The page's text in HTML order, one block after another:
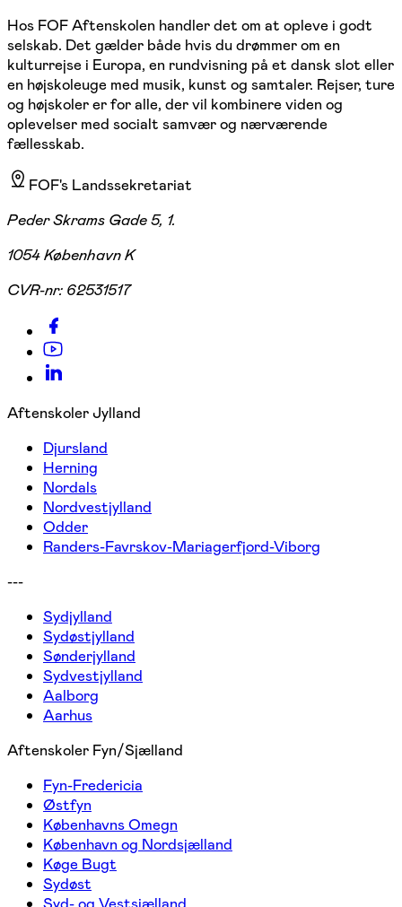
Hos FOF Aftenskolen handler det om at opleve i godt
selskab. Det gælder både hvis du drømmer om en
kulturrejse i Europa, en rundvisning på et dansk slot eller
en højskoleuge med musik, kunst og samtaler. Rejser, ture
og højskoler er for alle, der vil kombinere viden og
oplevelser med socialt samvær og nærværende
fællesskab.
FOF's Landssekretariat
Peder Skrams Gade 5, 1.
1054 København K
CVR-nr: 62531517
Aftenskoler Jylland
Djursland
Herning
Nordals
Nordvestjylland
Odder
Randers-Favrskov-Mariagerfjord-Viborg
---
Sydjylland
Sydøstjylland
Sønderjylland
Sydvestjylland
Aalborg
Aarhus
Aftenskoler Fyn/Sjælland
Fyn-Fredericia
Østfyn
Københavns Omegn
København og Nordsjælland
Køge Bugt
Sydøst